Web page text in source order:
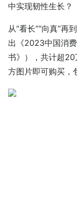
中实现韧性生长？
从“看长”“向真”再
出《2023中国消
书》），共计超
方图片即可购买，